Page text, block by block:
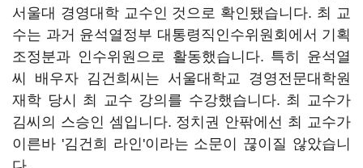
서울대 경영대학 교수인 것으로 확인됐습니다. 최 교
수는 과거 윤석열정부 대통령직인수위원회에서 기획
조정분과 인수위원으로 활동했습니다. 특히 윤석열
씨 배우자 김건희씨는 서울대학교 경영전문대학원
재학 당시 최 교수 강의를 수강했습니다. 최 교수가
김씨의 스승인 셈입니다. 정치권 안팎에선 최 교수가
이른바 '김건희 라인'이라는 소문이 끊이질 않았습니